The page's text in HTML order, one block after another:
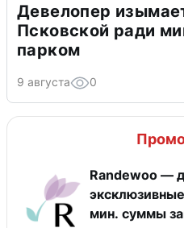
Девелопер
Псковской ради
парком
9 августа 0
Randewoo —
мин. суммы